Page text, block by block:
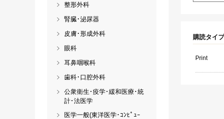
購読タイプ
Print
整形外科
腎臓･泌尿器
皮膚･形成外科
眼科
耳鼻咽喉科
歯科･口腔外科
公衆衛生･疫学･緩和医療･統
計･法医学
医学一般(東洋医学･ｺﾝﾋﾟｭｰ